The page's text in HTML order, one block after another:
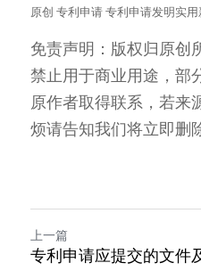
原创 专利申请 专利申请发明实用
免责声明：版权归原创
禁止用于商业用途，部
原作者取得联系，若来
烦请告知我们将立即删
上一篇
专利申请应提交的文件